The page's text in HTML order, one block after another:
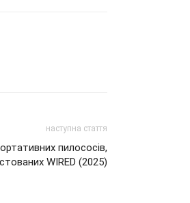
наступна стаття
пилососів,
WIRED (2025)